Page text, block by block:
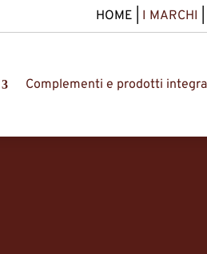
HOME I MARCHI
Complementi e prodotti